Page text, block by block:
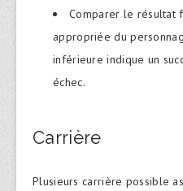
Comparer le résultat
appropriée du
inférieure indique un
échec.
Carrière
Plusieurs carrière possible